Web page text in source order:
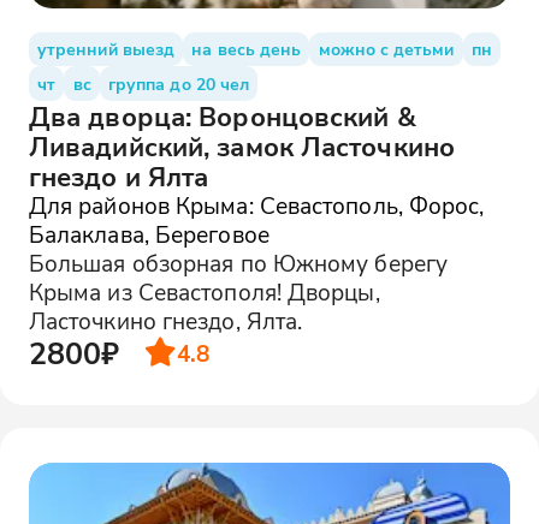
утренний выезд на весь день можно с детьми
пн
чт
вс группа до 20 чел
Два дворца: Воронцовский &
Ливадийский, замок Ласточкино
гнездо и Ялта
Для районов Крыма: Севастополь, Форос,
Балаклава, Береговое
Большая обзорная по Южному берегу
Крыма из Севастополя! Дворцы,
Ласточкино гнездо, Ялта.
2800₽ 4.8